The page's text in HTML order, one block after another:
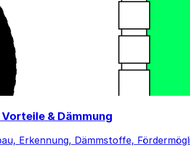
& Dämmung
Erkennung, Dämmstoffe,